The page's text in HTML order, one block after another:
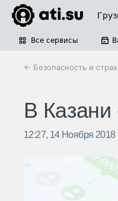
Все сервисы
← Безопасность и
В Казани
12:27, 14 Ноября 2018